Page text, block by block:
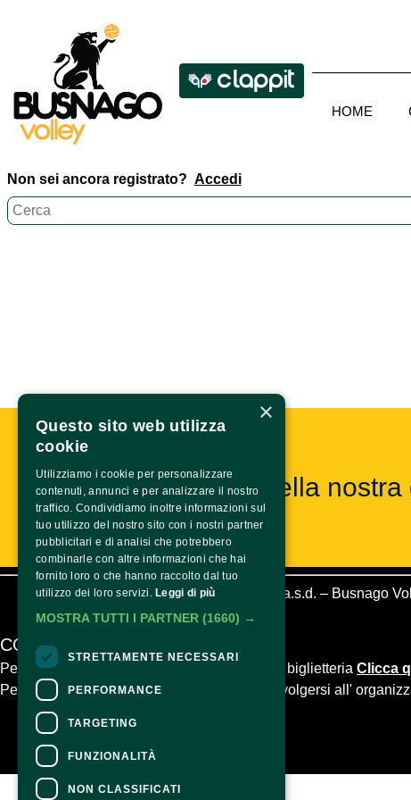
HOME
Non sei ancora registrato? Accedi
Entra nella
Team Volley Busnago a.s.d. – Busnago
CONTATTI
Per informazioni e supporto all'acquisto della biglietteria Clicca
Per informazioni sul programma e l'evento, rivolgersi all'
Dichiarazione di accessibilità
×
Questo sito web utilizza
cookie
Utilizziamo i cookie per personalizzare
contenuti, annunci e per analizzare il nostro
traffico. Condividiamo inoltre informazioni sul
tuo utilizzo del nostro sito con i nostri partner
pubblicitari e di analisi che potrebbero
combinarle con altre informazioni che hai
fornito loro o che hanno raccolto dal tuo
utilizzo dei loro servizi. Leggi di più
MOSTRA TUTTI I PARTNER (1660) →
STRETTAMENTE NECESSARI
PERFORMANCE
TARGETING
FUNZIONALITÀ
NON CLASSIFICATI